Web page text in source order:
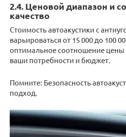
2.4. Ценовой диапазон и
качество
Стоимость автоакустики с
варьироваться от 15 000 до 100
оптимальное соотношение цены
ваши потребности и бюджет.
Помните: Безопасность
подход.